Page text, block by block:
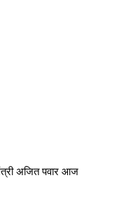
अजित पवार आज